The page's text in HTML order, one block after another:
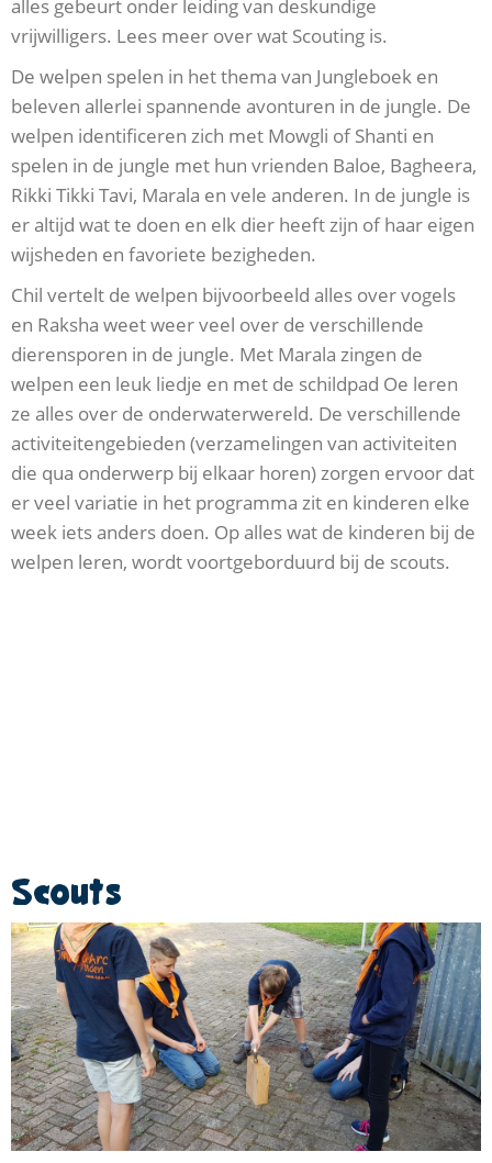
alles gebeurt onder leiding van deskundige
vrijwilligers. Lees meer over wat Scouting is.
De welpen spelen in het thema van Jungleboek en
beleven allerlei spannende avonturen in de jungle. De
welpen identificeren zich met Mowgli of Shanti en
spelen in de jungle met hun vrienden Baloe, Bagheera,
Rikki Tikki Tavi, Marala en vele anderen. In de jungle is
er altijd wat te doen en elk dier heeft zijn of haar eigen
wijsheden en favoriete bezigheden.
Chil vertelt de welpen bijvoorbeeld alles over vogels
en Raksha weet weer veel over de verschillende
dierensporen in de jungle. Met Marala zingen de
welpen een leuk liedje en met de schildpad Oe leren
ze alles over de onderwaterwereld. De verschillende
activiteitengebieden (verzamelingen van activiteiten
die qua onderwerp bij elkaar horen) zorgen ervoor dat
er veel variatie in het programma zit en kinderen elke
week iets anders doen. Op alles wat de kinderen bij de
welpen leren, wordt voortgeborduurd bij de scouts.
Scouts